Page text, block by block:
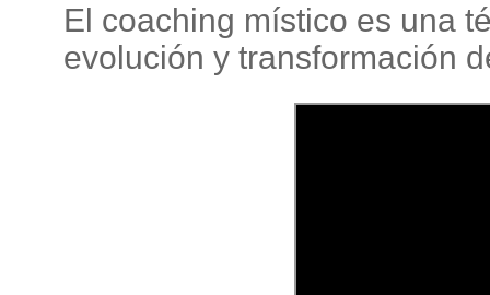
El coaching místico es una
evolución y transformación